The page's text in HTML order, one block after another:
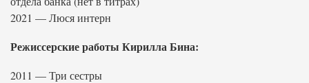
2021 — Люся интерн
Режиссерские работы Кирилла Бина:
2011 — Три сестры